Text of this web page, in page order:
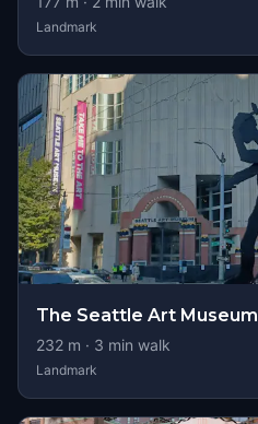
Landmark
The Seattle Art Museum
232 m · 3 min walk
Landmark